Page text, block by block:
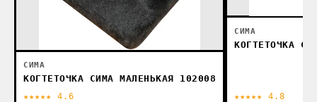
СИМА
КОГТЕТОЧКА СИМА МАЛЕНЬКАЯ 102008
★★★★★ 4.6
СИМА
КОГТЕТОЧКА
★★★★★ 4.8